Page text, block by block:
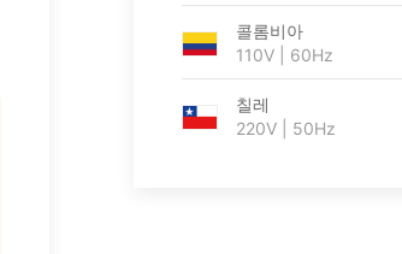
콜롬비아
110V | 60Hz
칠레
220V | 50Hz